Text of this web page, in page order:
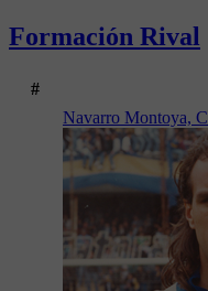
Formación Rival
#
Navarro Montoya,